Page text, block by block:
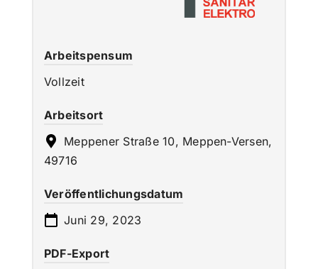
Arbeitspensum
Vollzeit
Arbeitsort
Meppener Straße 10, Meppen-Versen,
49716
Veröffentlichungsdatum
Juni 29, 2023
PDF-Export